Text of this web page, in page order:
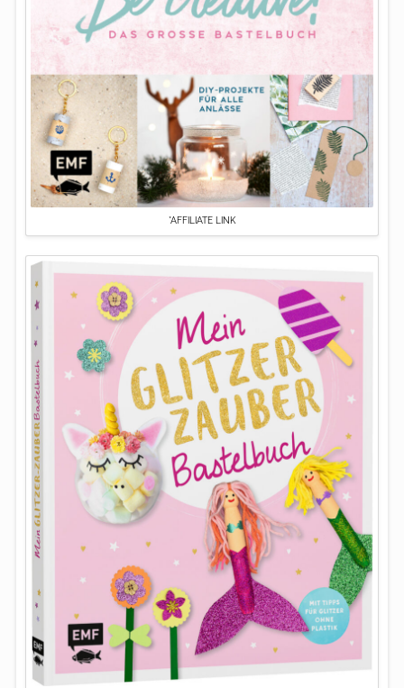
*AFFILIATE LINK